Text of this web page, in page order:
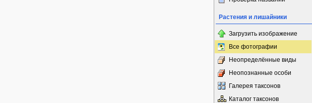
Растения и лишайники
Загрузить изображение
Все фотографии
Неопределённые виды
Неопознанные особи
Галерея таксонов
Каталог таксонов